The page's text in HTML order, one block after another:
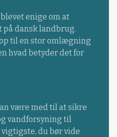
enige om at
dansk landbrug.
til en stor omlægning
hvad betyder det for
være med til at sikre
vandforsyning til
du bør vide